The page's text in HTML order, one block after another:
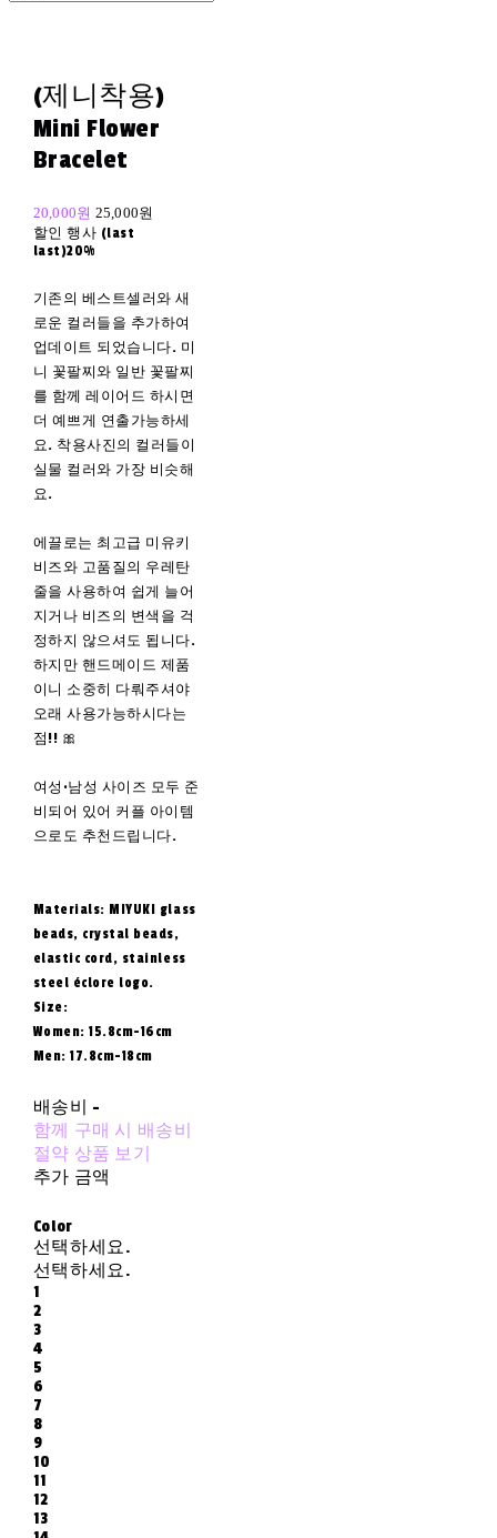
(제니착용)
Mini Flower
Bracelet
20,000원 25,000원
할인 행사 (last
last)20%
기존의 베스트셀러와 새
로운 컬러들을 추가하여
업데이트 되었습니다. 미
니 꽃팔찌와 일반 꽃팔찌
를 함께 레이어드 하시면
더 예쁘게 연출가능하세
요. 착용사진의 컬러들이
실물 컬러와 가장 비슷해
요.
에끌로는 최고급 미유키
비즈와 고품질의 우레탄
줄을 사용하여 쉽게 늘어
지거나 비즈의 변색을 걱
정하지 않으셔도 됩니다.
하지만 핸드메이드 제품
이니 소중히 다뤄주셔야
오래 사용가능하시다는
점!! 🎀
여성·남성 사이즈 모두 준
비되어 있어 커플 아이템
으로도 추천드립니다.
Materials: MIYUKI glass
beads, crystal beads,
elastic cord, stainless
steel éclore logo.
Size:
Women: 15.8cm-16cm
Men: 17.8cm-18cm
배송비 -
함께 구매 시 배송비
절약 상품 보기
추가 금액
Color
선택하세요.
선택하세요.
1
2
3
4
5
6
7
8
9
10
11
12
13